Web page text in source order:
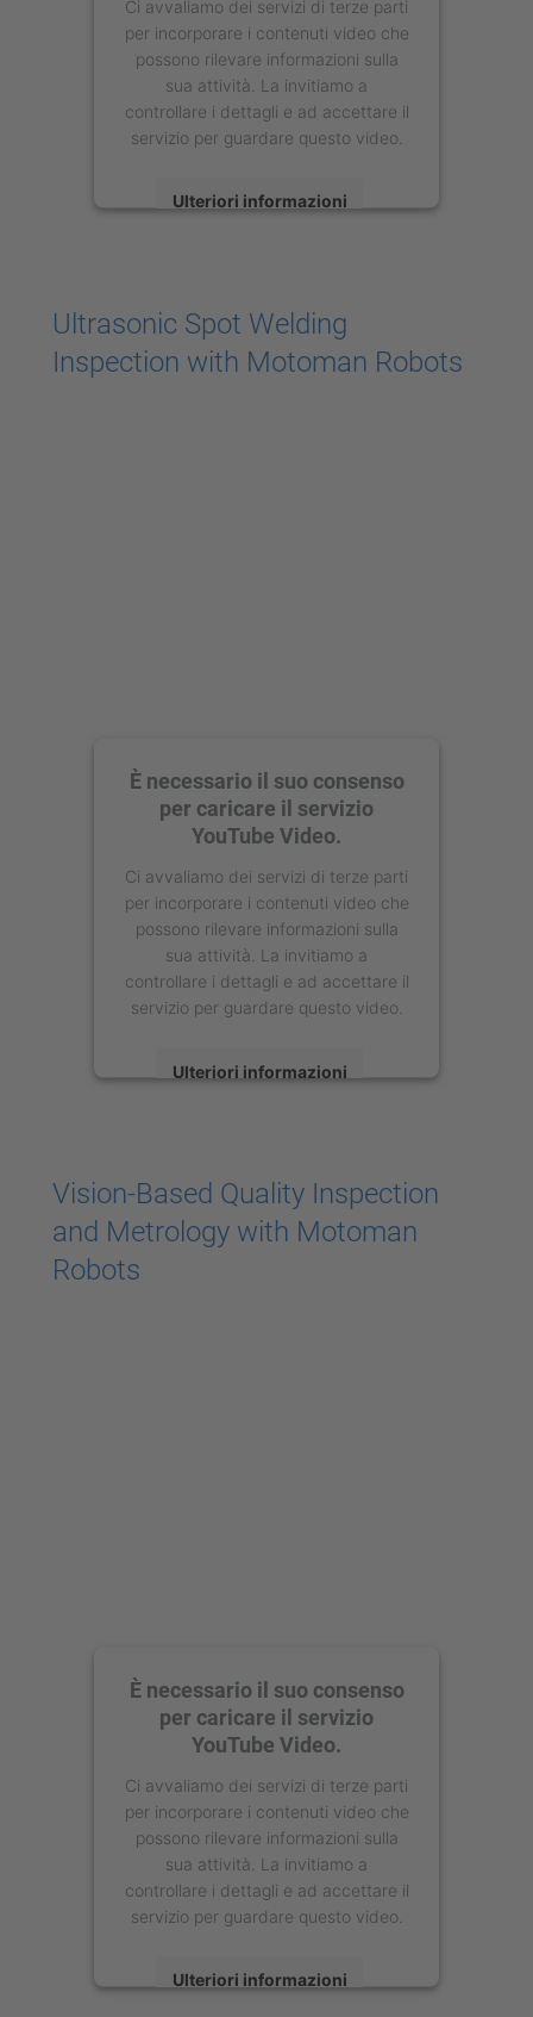
Ci avvaliamo dei servizi di terze parti
per incorporare i contenuti video che
possono rilevare informazioni sulla
sua attività. La invitiamo a
controllare i dettagli e ad accettare il
servizio per guardare questo video.
Ulteriori informazioni
Management Platform
Ultrasonic Spot Welding
Inspection with Motoman Robots
È necessario il suo consenso
per caricare il servizio
YouTube Video.
Ci avvaliamo dei servizi di terze parti
per incorporare i contenuti video che
possono rilevare informazioni sulla
sua attività. La invitiamo a
controllare i dettagli e ad accettare il
servizio per guardare questo video.
Ulteriori informazioni
Management Platform
Vision-Based Quality Inspection
and Metrology with Motoman
Robots
È necessario il suo consenso
per caricare il servizio
YouTube Video.
Ci avvaliamo dei servizi di terze parti
per incorporare i contenuti video che
possono rilevare informazioni sulla
sua attività. La invitiamo a
controllare i dettagli e ad accettare il
servizio per guardare questo video.
Ulteriori informazioni